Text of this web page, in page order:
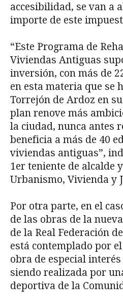
accesibilidad, se van a
importe de este
“Este Programa de
Viviendas Antiguas
inversión, con más de
en esta materia que se
Torrejón de Ardoz en
plan renove más
la ciudad, nunca antes
beneficia a más de 40
viviendas antiguas”,
1er teniente de alcalde
Urbanismo, Vivienda y
Por otra parte, en el
de las obras de la
de la Real Federación
está contemplado por
obra de especial
siendo realizada por
deportiva de la